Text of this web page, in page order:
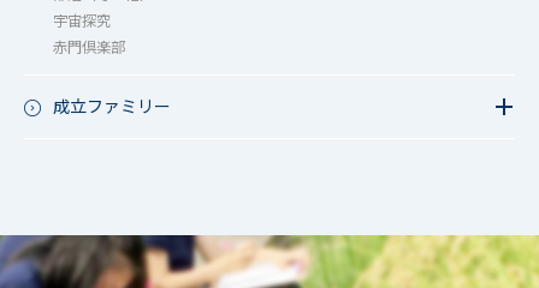
宇宙探究
赤門倶楽部
成立ファミリー